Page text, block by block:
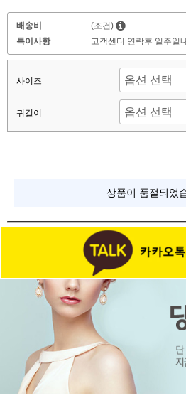
배송비
(조건)
특이사항
고객센터 연락후 일주일
사이즈
귀걸이
상품이 품절되었